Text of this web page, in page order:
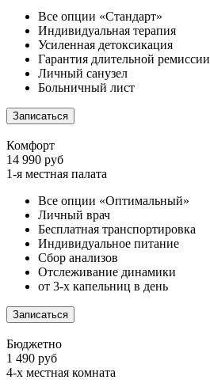
Все опции «Стандарт»
Индивидуальная терапия
Усиленная детоксикация
Гарантия длительной ремиссии
Личный санузел
Больничный лист
Записаться
Комфорт
14 990 руб
1-я местная палата
Все опции «Оптимальный»
Личный врач
Бесплатная транспортировка
Индивидуальное питание
Сбор анализов
Отслеживание динамики
от 3-х капельниц в день
Записаться
Бюджетно
1 490 руб
4-х местная комната